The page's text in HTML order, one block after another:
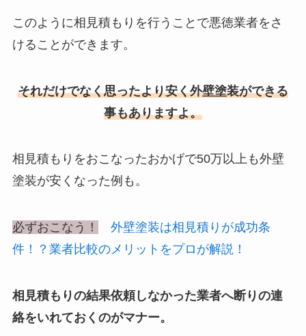
このように相見積もりを行うことで悪徳業者をさ
けることができます。
それだけでなく思ったより安く外壁塗装ができる
事もありますよ。
相見積もりをおこなったおかげで50万以上も外壁
塗装が安くなった例も。
必ずおこなう！
外壁塗装は相見積りが成功条
件！？業者比較のメリットをプロが解説！
相見積もりの結果依頼しなかった業者へ断りの連
絡をいれておくのがマナー。